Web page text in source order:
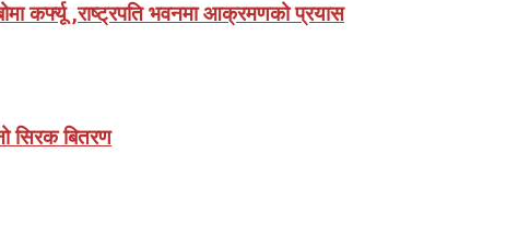
कर्फ्यू ,राष्ट्रपति भवनमा आक्रमणको प्रयास
सिरक बितरण